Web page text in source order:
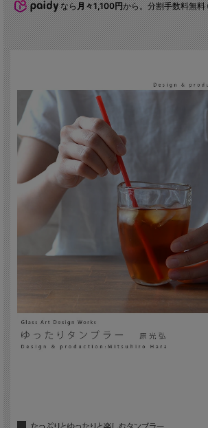
なら月々1,100円から。分割手数料無料